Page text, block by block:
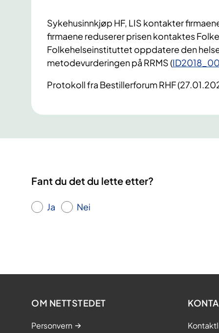
Sykehusinnkjøp HF, LIS kontakter
firmaene reduserer prisen kontaktes
Folkehelseinstituttet oppdatere den
metodevurderingen på RRMS (
Protokoll fra Bestillerforum RHF
Fant du det du lette etter?
Ja Nei
OM NETTSTEDET
Personvern